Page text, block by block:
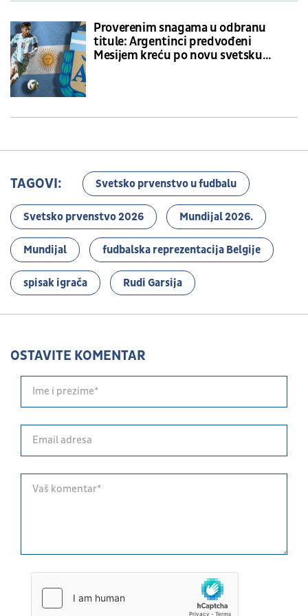
Proverenim snagama u odbranu
titule: Argentinci predvođeni
Mesijem kreću po novu svetsku
TAGOVI: Svetsko prvenstvo u fudbalu
Svetsko prvenstvo 2026 Mundijal 2026.
Mundijal fudbalska reprezentacija Belgije
spisak igrača Rudi Garsija
OSTAVITE KOMENTAR